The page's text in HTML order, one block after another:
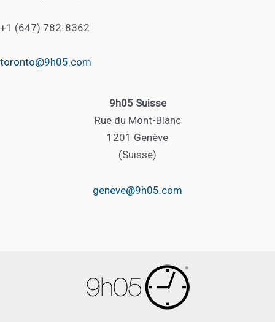
+1 (647) 782-8362
toronto@9h05.com
9h05 Suisse
Rue du Mont-Blanc
1201 Genève
(Suisse)
geneve@9h05.com